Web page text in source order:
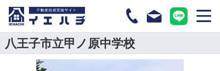
八王子市立甲ノ原中学校